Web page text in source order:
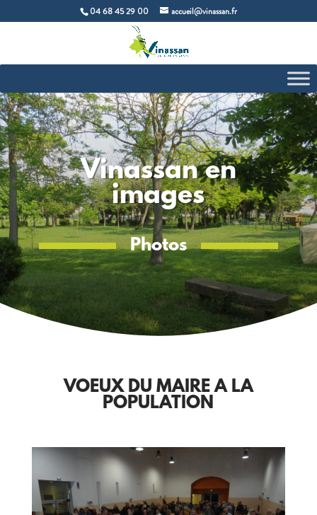
04 68 45 29 00 accueil@vinassan.fr
Vinassan en
images
Photos
VOEUX DU MAIRE A LA
POPULATION